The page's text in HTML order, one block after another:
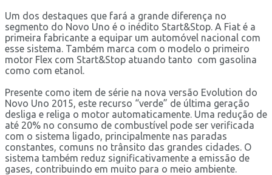
Um dos destaques que fará a grande diferença no
segmento do Novo Uno é o inédito Start&Stop. A Fiat é a
primeira fabricante a equipar um automóvel nacional com
esse sistema. Também marca com o modelo o primeiro
motor Flex com Start&Stop atuando tanto com gasolina
como com etanol.
Presente como item de série na nova versão Evolution do
Novo Uno 2015, este recurso “verde” de última geração
desliga e religa o motor automaticamente. Uma redução de
até 20% no consumo de combustível pode ser verificada
com o sistema ligado, principalmente nas paradas
constantes, comuns no trânsito das grandes cidades. O
sistema também reduz significativamente a emissão de
gases, contribuindo em muito para o meio ambiente.